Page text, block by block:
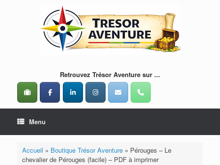
Retrouvez Trésor Aventure sur ...
Menu
Accueil » Boutique Trésor Aventure» Pérouges – Le
chevalier de Pérouges (facile) – PDF à imprimer